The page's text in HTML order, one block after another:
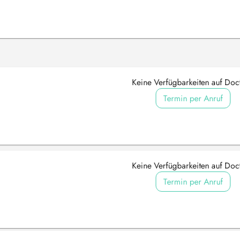
Keine Verfügbarkeiten auf
Termin per Anruf
Keine Verfügbarkeiten auf
Termin per Anruf